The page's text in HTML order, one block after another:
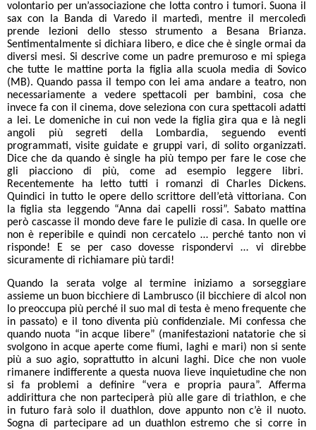
volontario per un’associazione che lotta contro i tumori. Suona il
sax con la Banda di Varedo il martedì, mentre il mercoledì
prende lezioni dello stesso strumento a Besana Brianza.
Sentimentalmente si dichiara libero, e dice che è single ormai da
diversi mesi. Si descrive come un padre premuroso e mi spiega
che tutte le mattine porta la figlia alla scuola media di Sovico
(MB). Quando passa il tempo con lei ama andare a teatro, non
necessariamente a vedere spettacoli per bambini, cosa che
invece fa con il cinema, dove seleziona con cura spettacoli adatti
a lei. Le domeniche in cui non vede la figlia gira qua e là negli
angoli più segreti della Lombardia, seguendo eventi
programmati, visite guidate e gruppi vari, di solito organizzati.
Dice che da quando è single ha più tempo per fare le cose che
gli piacciono di più, come ad esempio leggere libri.
Recentemente ha letto tutti i romanzi di Charles Dickens.
Quindici in tutto le opere dello scrittore dell’età vittoriana. Con
la figlia sta leggendo “Anna dai capelli rossi”. Sabato mattina
però cascasse il mondo deve fare le pulizie di casa. In quelle ore
non è reperibile e quindi non cercatelo … perché tanto non vi
risponde! E se per caso dovesse rispondervi … vi direbbe
sicuramente di richiamare più tardi!
Quando la serata volge al termine iniziamo a sorseggiare
assieme un buon bicchiere di Lambrusco (il bicchiere di alcol non
lo preoccupa più perché il suo mal di testa è meno frequente che
in passato) e il tono diventa più confidenziale. Mi confessa che
quando nuota “in acque libere” (manifestazioni natatorie che si
svolgono in acque aperte come fiumi, laghi e mari) non si sente
più a suo agio, soprattutto in alcuni laghi. Dice che non vuole
rimanere indifferente a questa nuova lieve inquietudine che non
si fa problemi a definire “vera e propria paura”. Afferma
addirittura che non parteciperà più alle gare di triathlon, e che
in futuro farà solo il duathlon, dove appunto non c’è il nuoto.
Sogna di partecipare ad un duathlon estremo che si corre in